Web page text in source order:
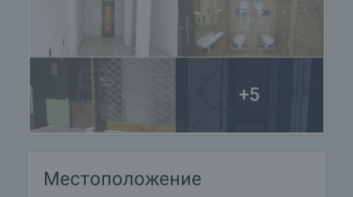
+5
Местоположение